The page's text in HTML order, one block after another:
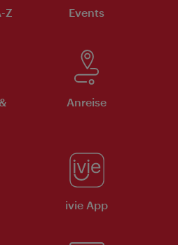
Z Events
Anreise
ivie App